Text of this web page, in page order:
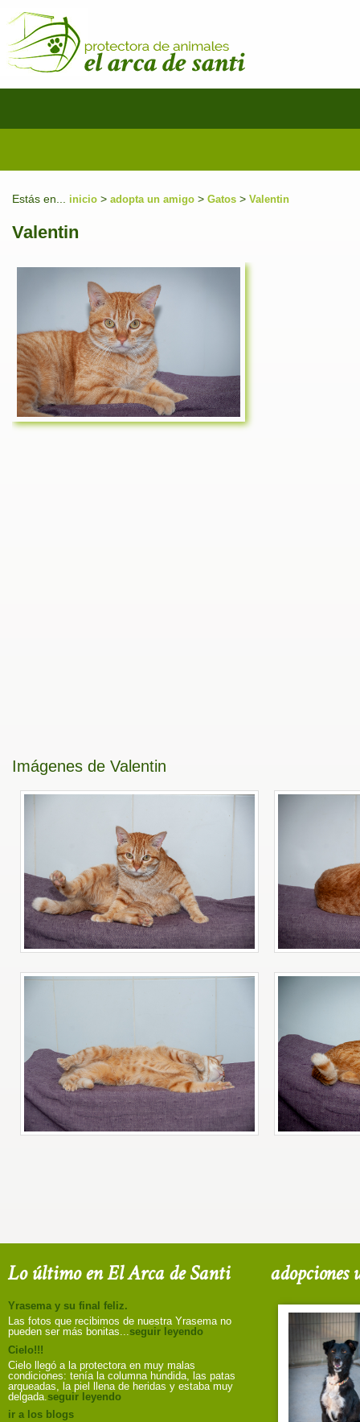
Estás en... inicio > adopta un amigo > Gatos > Valentin
Valentin
Imágenes de Valentin
Lo último en El Arca de Santi
Yrasema y su final feliz.
Las fotos que recibimos de nuestra Yrasema no
pueden ser más bonitas...seguir leyendo
Cielo!!!
Cielo llegó a la protectora en muy malas
condiciones: tenía la columna hundida, las patas
arqueadas, la piel llena de heridas y estaba muy
delgada.seguir leyendo
ir a los blogs
adopciones